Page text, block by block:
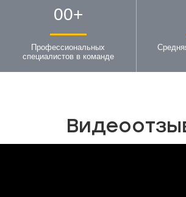
00+
Профессиональных
специалистов в команде